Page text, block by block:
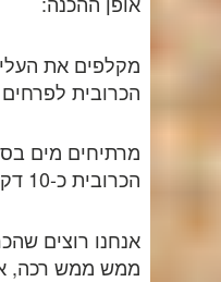
מקלפים את
הכרובית
מרתיחים מים
הכרובית כ-10 דקות.
אנחנו רוצים
ממש ממש רכה,